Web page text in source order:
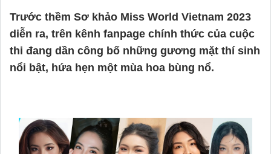
Trước thềm Sơ khảo Miss World Vietnam 2023
diễn ra, trên kênh fanpage chính thức của cuộc
thi đang dần công bố những gương mặt thí sinh
nổi bật, hứa hẹn một mùa hoa bùng nổ.